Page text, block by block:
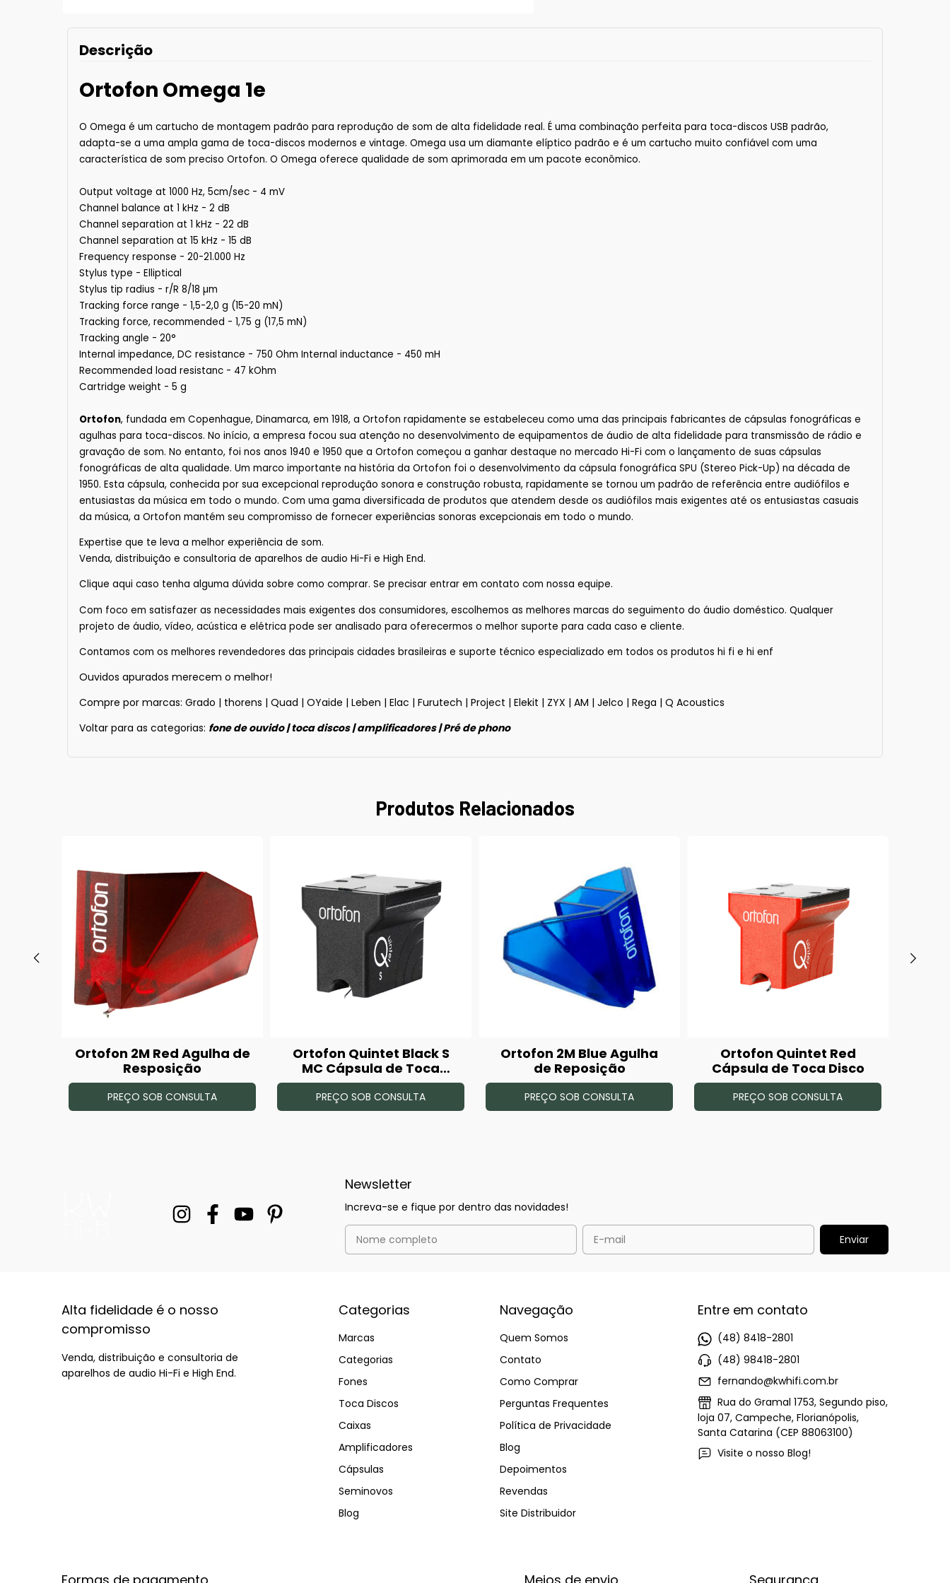
Descrição
Ortofon Omega 1e
O Omega é um cartucho de montagem padrão para reprodução de som de alta fidelidade real. É uma combinação perfeita para toca-discos USB padrão,
adapta-se a uma ampla gama de toca-discos modernos e vintage. Omega usa um diamante elíptico padrão e é um cartucho muito confiável com uma
característica de som preciso Ortofon. O Omega oferece qualidade de som aprimorada em um pacote econômico.
Output voltage at 1000 Hz, 5cm/sec - 4 mV
Channel balance at 1 kHz - 2 dB
Channel separation at 1 kHz - 22 dB
Channel separation at 15 kHz - 15 dB
Frequency response - 20-21.000 Hz
Stylus type - Elliptical
Stylus tip radius - r/R 8/18 µm
Tracking force range - 1,5-2,0 g (15-20 mN)
Tracking force, recommended - 1,75 g (17,5 mN)
Tracking angle - 20°
Internal impedance, DC resistance - 750 Ohm Internal inductance - 450 mH
Recommended load resistanc - 47 kOhm
Cartridge weight - 5 g
Ortofon, fundada em Copenhague, Dinamarca, em 1918, a Ortofon rapidamente se estabeleceu como uma das principais fabricantes de cápsulas fonográficas e
agulhas para toca-discos. No início, a empresa focou sua atenção no desenvolvimento de equipamentos de áudio de alta fidelidade para transmissão de rádio e
gravação de som. No entanto, foi nos anos 1940 e 1950 que a Ortofon começou a ganhar destaque no mercado Hi-Fi com o lançamento de suas cápsulas
fonográficas de alta qualidade. Um marco importante na história da Ortofon foi o desenvolvimento da cápsula fonográfica SPU (Stereo Pick-Up) na década de
1950. Esta cápsula, conhecida por sua excepcional reprodução sonora e construção robusta, rapidamente se tornou um padrão de referência entre audiófilos e
entusiastas da música em todo o mundo. Com uma gama diversificada de produtos que atendem desde os audiófilos mais exigentes até os entusiastas casuais
da música, a Ortofon mantém seu compromisso de fornecer experiências sonoras excepcionais em todo o mundo.
Expertise que te leva a melhor experiência de som.
Venda, distribuição e consultoria de aparelhos de audio Hi-Fi e High End.
Clique aqui caso tenha alguma dúvida sobre como comprar. Se precisar entrar em contato com nossa equipe.
Com foco em satisfazer as necessidades mais exigentes dos consumidores, escolhemos as melhores marcas do seguimento do áudio doméstico. Qualquer
projeto de áudio, vídeo, acústica e elétrica pode ser analisado para oferecermos o melhor suporte para cada caso e cliente.
Contamos com os melhores revendedores das principais cidades brasileiras e suporte técnico especializado em todos os produtos hi fi e hi enf
Ouvidos apurados merecem o melhor!
Compre por marcas: Grado | thorens | Quad | OYaide | Leben | Elac | Furutech | Project | Elekit | ZYX | AM | Jelco | Rega | Q Acoustics
Voltar para as categorias: fone de ouvido|toca discos|amplificadores|Pré de phono
Produtos Relacionados
Ortofon 2M Red Agulha de
Resposição
PREÇO SOB CONSULTA
Ortofon Quintet Black S
MC Cápsula de Toca
Disco
PREÇO SOB CONSULTA
Ortofon 2M Blue Agulha
de Reposição
PREÇO SOB CONSULTA
Ortofon Quintet Red
Cápsula de Toca Disco
PREÇO SOB CONSULTA
Newsletter
Increva-se e fique por dentro das novidades!
Alta fidelidade é o nosso
compromisso
Venda, distribuição e consultoria de
aparelhos de audio Hi-Fi e High End.
Categorias
Marcas
Categorias
Fones
Toca Discos
Caixas
Amplificadores
Cápsulas
Seminovos
Blog
Navegação
Quem Somos
Contato
Como Comprar
Perguntas Frequentes
Política de Privacidade
Blog
Depoimentos
Revendas
Site Distribuidor
Entre em contato
(48) 8418-2801
(48) 98418-2801
fernando@kwhifi.com.br
Rua do Gramal 1753, Segundo piso,
loja 07, Campeche, Florianópolis,
Santa Catarina (CEP 88063100)
Visite o nosso Blog!